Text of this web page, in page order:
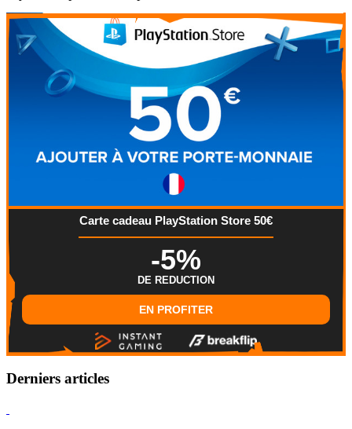
Carte cadeau PlayStation Store 50€
-5%
DE REDUCTION
EN PROFITER
Derniers articles